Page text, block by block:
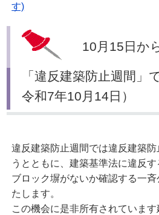
す)
10月15日か
「違反建築防止週間」
令和7年10月14日）
違反建築防止週間では違反建築
うとともに、建築基準法に違反
ブロック塀がないか確認する一
たします。
この機会に是非所有されていま